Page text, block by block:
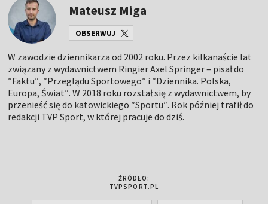
Mateusz Miga
OBSERWUJ
W zawodzie dziennikarza od 2002 roku. Przez kilkanaście lat
związany z wydawnictwem Ringier Axel Springer – pisał do
″Faktu″, ″Przeglądu Sportowego″ i ″Dziennika. Polska,
Europa, Świat″. W 2018 roku rozstał się z wydawnictwem, by
przenieść się do katowickiego ″Sportu″. Rok później trafił do
redakcji TVP Sport, w której pracuje do dziś.
ŹRÓDŁO:
TVPSPORT.PL